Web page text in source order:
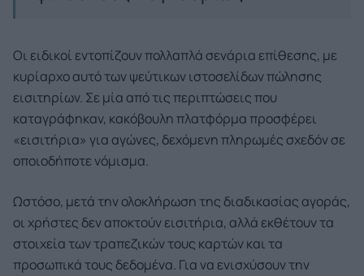
Οι ειδικοί εντοπίζουν πολλαπλά σενάρια επίθεσης, με
κυρίαρχο αυτό των ψεύτικων ιστοσελίδων πώλησης
εισιτηρίων. Σε μία από τις περιπτώσεις που
καταγράφηκαν, κακόβουλη πλατφόρμα προσφέρει
«εισιτήρια» για αγώνες, δεχόμενη πληρωμές σχεδόν σε
οποιοδήποτε νόμισμα.
Ωστόσο, μετά την ολοκλήρωση της διαδικασίας αγοράς,
οι χρήστες δεν αποκτούν εισιτήρια, αλλά εκθέτουν τα
στοιχεία των τραπεζικών τους καρτών και τα
προσωπικά τους δεδομένα. Για να ενισχύσουν την